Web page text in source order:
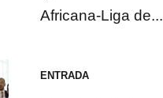
Africana-Liga de...
ENTRADA